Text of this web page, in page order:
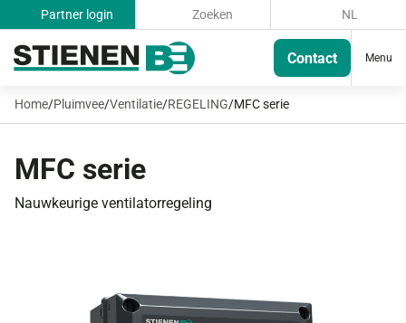
Partner login Zoeken NL
Contact Menu
Home/Pluimvee/Ventilatie/REGELING/MFC serie
MFC serie
Nauwkeurige ventilatorregeling